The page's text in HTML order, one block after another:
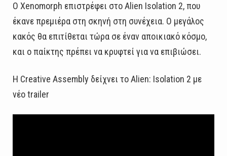
Ο Xenomorph επιστρέφει στο Alien Isolation 2, που
έκανε πρεμιέρα στη σκηνή στη συνέχεια. Ο μεγάλος
κακός θα επιτίθεται τώρα σε έναν αποικιακό κόσμο,
και ο παίκτης πρέπει να κρυφτεί για να επιβιώσει.
Η Creative Assembly δείχνει το Alien: Isolation 2 με
νέο trailer